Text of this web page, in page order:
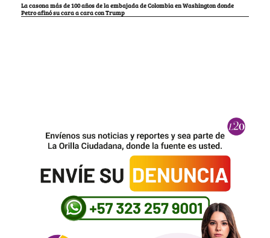
La casona más de 100 años de la embajada de Colombia en Washington donde
Petro afinó su cara a cara con Trump